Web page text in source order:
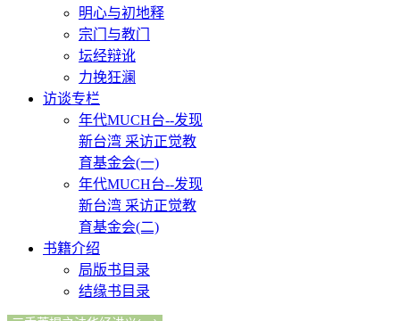
明心与初地释
宗门与教门
坛经辩讹
力挽狂澜
访谈专栏
年代MUCH台--发现
新台湾 采访正觉教
育基金会(一)
年代MUCH台--发现
新台湾 采访正觉教
育基金会(二)
书籍介绍
局版书目录
结缘书目录